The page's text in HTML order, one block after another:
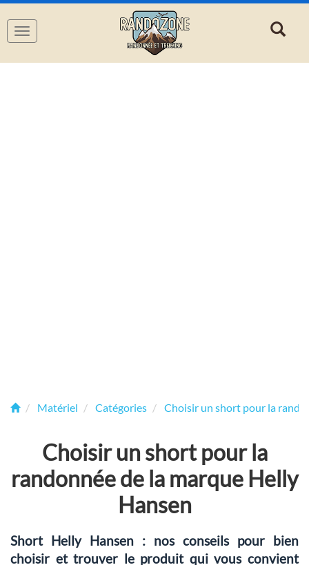
Navigation
Matériel Catégories Choisir un short pour la
Choisir un short pour la
randonnée de la marque Helly
Hansen
Short Helly Hansen : nos conseils pour bien
choisir et trouver le produit qui vous convient